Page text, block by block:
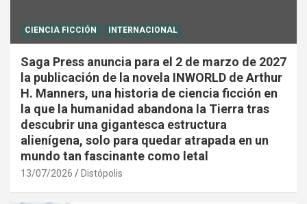
CIENCIA FICCIÓN INTERNACIONAL
Saga Press anuncia para el 2 de marzo de 2027
la publicación de la novela INWORLD de Arthur
H. Manners, una historia de ciencia ficción en
la que la humanidad abandona la Tierra tras
descubrir una gigantesca estructura
alienígena, solo para quedar atrapada en un
mundo tan fascinante como letal
13/07/2026 Distópolis